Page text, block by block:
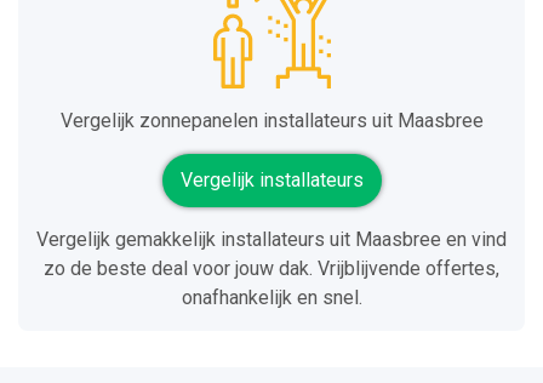
Vergelijk zonnepanelen installateurs uit Maasbree
Vergelijk installateurs
Vergelijk gemakkelijk installateurs uit Maasbree en vind
zo de beste deal voor jouw dak. Vrijblijvende offertes,
onafhankelijk en snel.